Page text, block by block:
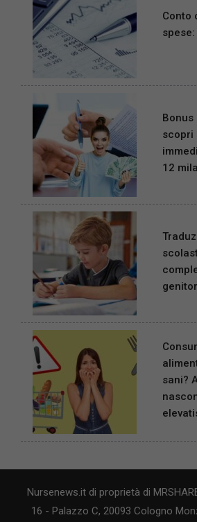
Conto
scopri
12
sani?
Nursenews.it di proprietà di
16 - Palazzo C, 20093 Cologno